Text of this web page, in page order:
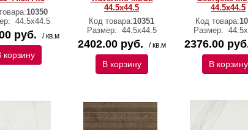
10350
44.5х44.5
руб. / кв.м
корзину
44.5х44.5
Код товара:10351
Размер: 44.5х44.5
2402.00 руб. / кв.м
В корзину
44.5х44.5
Код товара:
Размер:
2376.00
В корзину